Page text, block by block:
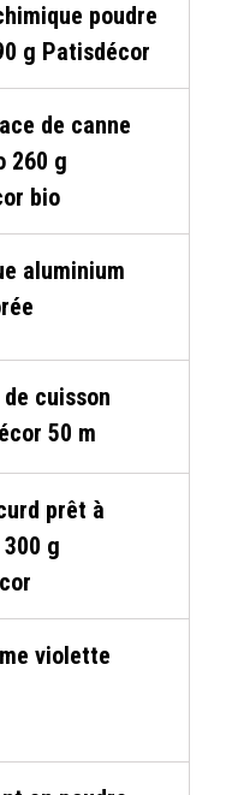
poudre
g Patisdécor
de canne
260 g
bio
aluminium
cuisson
50 m
prêt à
g
violette